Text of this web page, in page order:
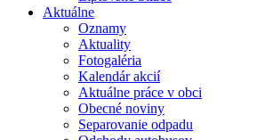
Aktuálne
Oznamy
Aktuality
Fotogaléria
Kalendár akcií
Aktuálne práce v obci
Obecné noviny
Separovanie odpadu